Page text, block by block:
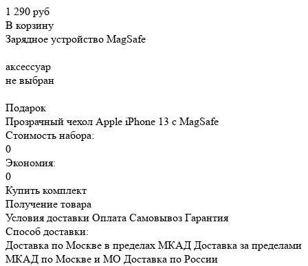
1 290 руб
В корзину
Зарядное устройство MagSafe
аксессуар
не выбран
Подарок
Прозрачный чехол Apple iPhone 13 c MagSafe
Стоимость набора:
0
Экономия:
0
Купить комплект
Получение товара
Условия доставки Оплата Самовывоз Гарантия
Способ доставки:
Доставка по Москве в пределах МКАД Доставка за пределами
МКАД по Москве и МО Доставка по России